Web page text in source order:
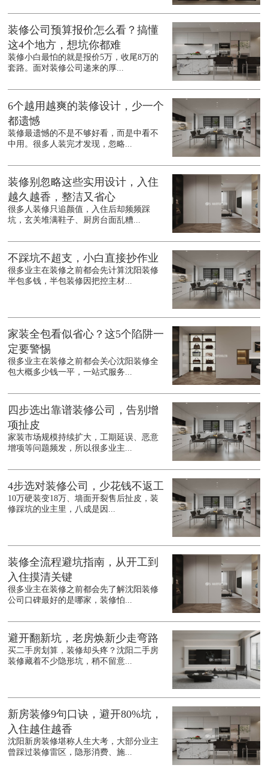
装修公司预算报价怎么看？搞懂
这4个地方，想坑你都难
装修小白最怕的就是报价5万，收尾8万的
套路。面对装修公司递来的厚...
6个越用越爽的装修设计，少一个
都遗憾
装修最遗憾的不是不够好看，而是中看不
中用。很多人装完才发现，忽略...
装修别忽略这些实用设计，入住
越久越香，整洁又省心
很多人装修只追颜值，入住后却频频踩
坑，玄关堆满鞋子、厨房台面乱糟...
不踩坑不超支，小白直接抄作业
很多业主在装修之前都会先计算沈阳装修
半包多钱，半包装修因把控主材...
家装全包看似省心？这5个陷阱一
定要警惕
很多业主在装修之前都会关心沈阳装修全
包大概多少钱一平，一站式服务...
四步选出靠谱装修公司，告别增
项扯皮
家装市场规模持续扩大，工期延误、恶意
增项等问题频发，所以很多业主...
4步选对装修公司，少花钱不返工
10万硬装变18万、墙面开裂售后扯皮，装
修踩坑的业主里，八成是因...
装修全流程避坑指南，从开工到
入住摸清关键
很多业主在装修之前都会先了解沈阳装修
公司口碑最好的是哪家，装修怕...
避开翻新坑，老房焕新少走弯路
买二手房划算，装修却头疼？沈阳二手房
装修藏着不少隐形坑，稍不留意...
新房装修9句口诀，避开80%坑，
入住越住越香
沈阳新房装修堪称人生大考，大部分业主
曾踩过装修雷区，隐形消费、施...